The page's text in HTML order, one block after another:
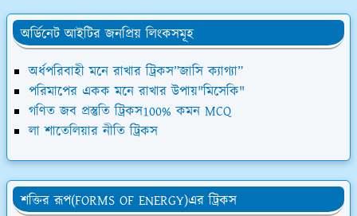
অর্ডিনেট আইটির জনপ্রিয় লিংকসমূহ
অর্ধপরিবাহী মনে রাখার ট্রিকস”জাসি ক্যাগ্যা”
পরিমাপের একক মনে রাখার উপায়"মিসেকি"
গণিত জব প্রস্তুতি ট্রিকস100% কমন MCQ
লা শাতেলিয়ার নীতি ট্রিকস
শক্তির রূপ(FORMS OF ENERGY)এর ট্রিকস